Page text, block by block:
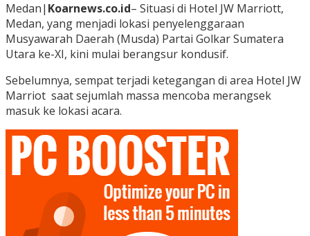
Medan| Koarnews.co.id– Situasi di Hotel JW Marriott,
Medan, yang menjadi lokasi penyelenggaraan
Musyawarah Daerah (Musda) Partai Golkar Sumatera
Utara ke-XI, kini mulai berangsur kondusif.
Sebelumnya, sempat terjadi ketegangan di area Hotel JW
Marriot saat sejumlah massa mencoba merangsek
masuk ke lokasi acara.